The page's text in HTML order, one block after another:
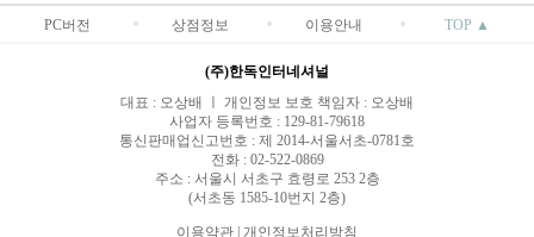
PC버전 상점정보 이용안내 TOP ▲
(주)한독인터네셔널
대표 : 오상배 ㅣ 개인정보 보호 책임자 : 오상배
사업자 등록번호 : 129-81-79618
통신판매업신고번호 : 제 2014-서울서초-0781호
전화 : 02-522-0869
주소 : 서울시 서초구 효령로 253 2층
(서초동 1585-10번지 2층)
이용약관 개인정보처리방침